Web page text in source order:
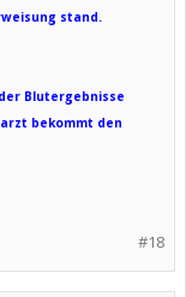
stand.
Blutergebnisse
bekommt den
#18